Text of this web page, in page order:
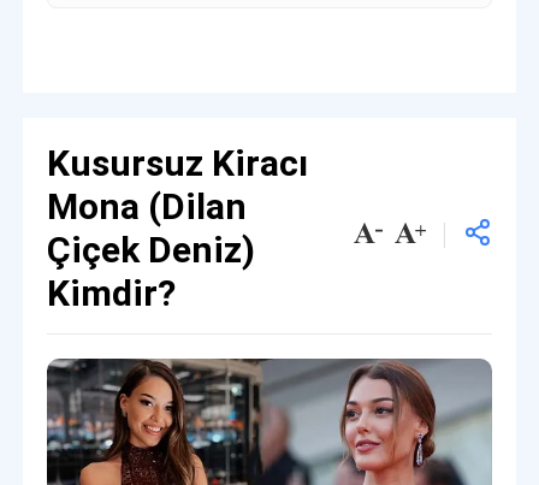
Kusursuz Kiracı
Mona (Dilan
Çiçek Deniz)
Kimdir?